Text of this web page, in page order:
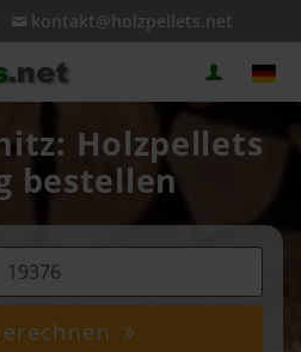
kontakt@holzpellets.net
Holzpellets
bestellen